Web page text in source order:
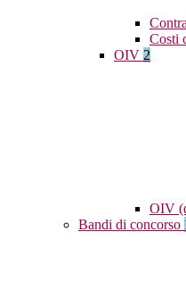
Costi
OIV 2
OIV
Bandi di concorso